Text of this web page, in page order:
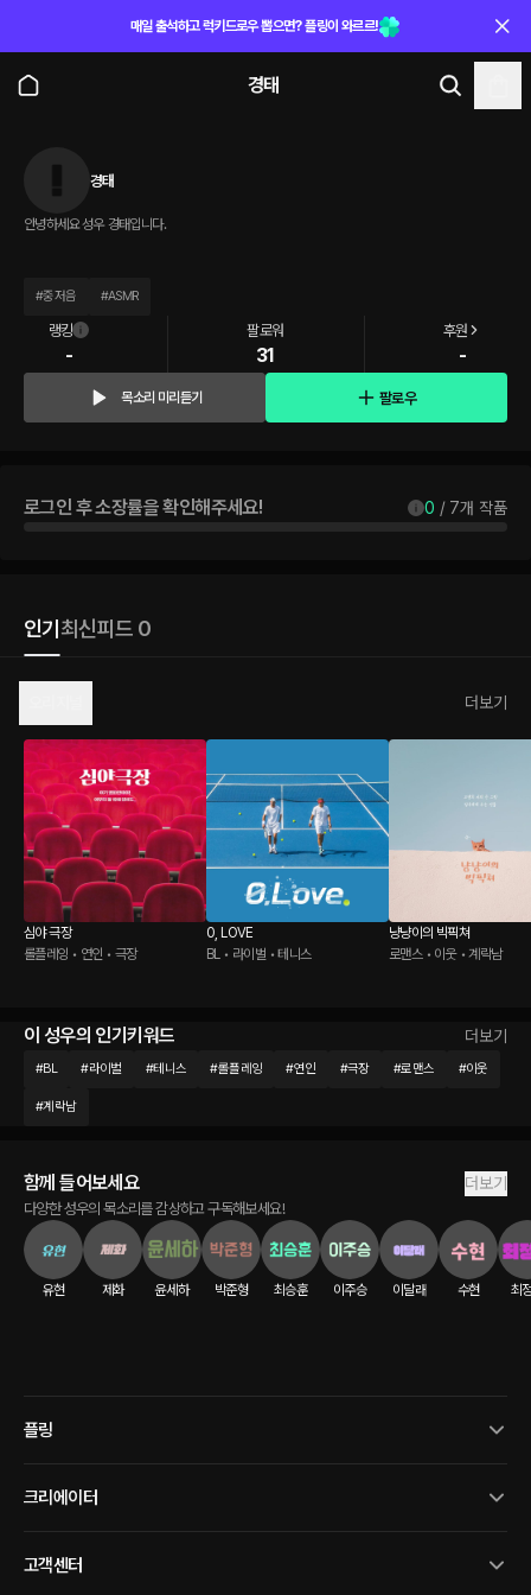
매일 출석하고 럭키드로우 뽑으면? 플링이 와르르!
경태
경태
안녕하세요 성우 경태입니다.
#중저음 #ASMR
랭킹
-
팔로워
31
후원
-
목소리 미리듣기 팔로우
로그인 후 소장률을 확인해주세요! 0 / 7개 작품
인기 최신피드 0
더보기
심야 극장
롤플레잉 • 연인 • 극장
0, LOVE
BL • 라이벌 • 테니스
냥냥이의 빅픽쳐
로맨스 • 이웃 • 계락남
이 성우의 인기키워드 더보기
#BL #라이벌 #테니스 #롤플레잉 #연인 #극장 #로맨스 #이웃
#계락남
함께 들어보세요 더보기
다양한 성우의 목소리를 감상하고 구독해보세요!
유현 제화 윤세하 박준형 최승훈 이주승 이달래 수현 최
플링
크리에이터
고객센터